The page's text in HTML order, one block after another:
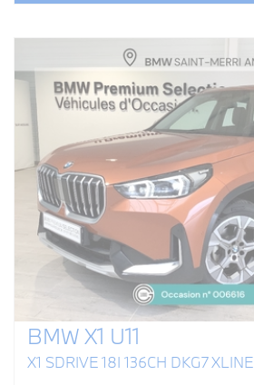
BMW X1 U11
X1 SDRIVE 18I 136CH DKG7 XLINE